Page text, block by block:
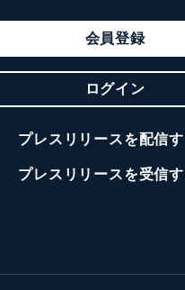
会員登録
ログイン
プレスリリースを配信
プレスリリースを受信